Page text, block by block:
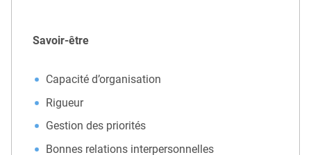
Savoir-être
Capacité d’organisation
Rigueur
Gestion des priorités
Bonnes relations interpersonnelles